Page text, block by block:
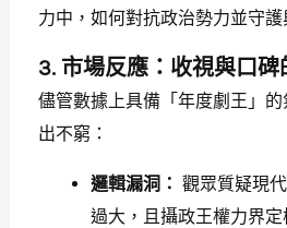
力中，如何對抗政治勢力並守護
3. 市場反應：收視與口碑
儘管數據上具備「年度劇王」
出不窮：
邏輯漏洞： 觀眾質疑現
過大，且攝政王權力界